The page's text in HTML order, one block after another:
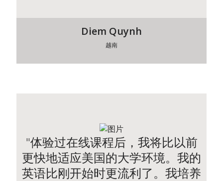
Diem Quynh
越南
"体验过在线课程后，我将比以前
更快地适应美国的大学环境。我的
英语比刚开始时更流利了。我培养